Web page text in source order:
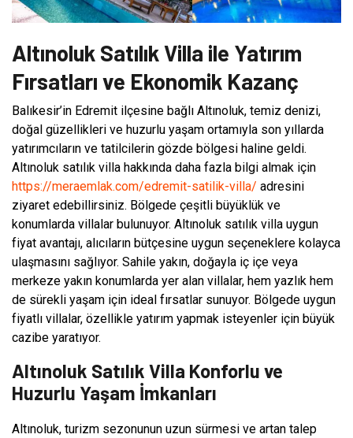
Altınoluk Satılık Villa ile Yatırım
Fırsatları ve Ekonomik Kazanç
Balıkesir’in Edremit ilçesine bağlı Altınoluk, temiz denizi,
doğal güzellikleri ve huzurlu yaşam ortamıyla son yıllarda
yatırımcıların ve tatilcilerin gözde bölgesi haline geldi.
Altınoluk satılık villa hakkında daha fazla bilgi almak için
https://meraemlak.com/edremit-satilik-villa/ adresini
ziyaret edebillirsiniz. Bölgede çeşitli büyüklük ve
konumlarda villalar bulunuyor. Altınoluk satılık villa uygun
fiyat avantajı, alıcıların bütçesine uygun seçeneklere kolayca
ulaşmasını sağlıyor. Sahile yakın, doğayla iç içe veya
merkeze yakın konumlarda yer alan villalar, hem yazlık hem
de sürekli yaşam için ideal fırsatlar sunuyor. Bölgede uygun
fiyatlı villalar, özellikle yatırım yapmak isteyenler için büyük
cazibe yaratıyor.
Altınoluk Satılık Villa Konforlu ve
Huzurlu Yaşam İmkanları
Altınoluk, turizm sezonunun uzun sürmesi ve artan talep